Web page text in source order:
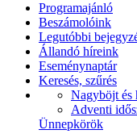
Programajánló
Beszámolóink
Legutóbbi
Állandó híreink
Eseménynaptár
Keresés, szűrés
Nagyböjt és
Adventi
Ünnepkörök